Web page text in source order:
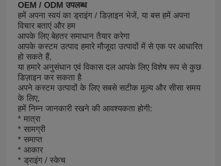
OEM / ODM उपलब्ध
हमें अपना स्वयं का ड्राइंग / डिज़ाइन भेजें, या बस हमें अपना
विचार बताएं और हम
आपके लिए बेहतर समाधान तैयार करेगा
आपके कस्टम उत्पाद हमारे मौजूदा उत्पादों में से एक पर आधारित
हो सकते हैं,
या हमारे अनुसंधान एवं विकास दल आपके लिए विशेष रूप से कुछ
डिज़ाइन कर सकता है
अपने कस्टम उत्पादों के लिए सबसे सटीक मूल्य और सीसा समय
के लिए,
हमें निम्न जानकारी रखने की आवश्यकता होगी:
* मात्रा
* सामग्री
* समाप्त
* आकार
* ड्राइंग / स्केच